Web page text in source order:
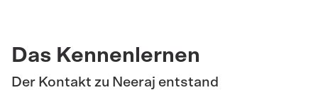
Das Kennenlernen
Der Kontakt zu Neeraj entstand